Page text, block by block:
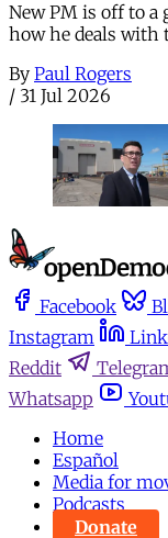
New PM is off to a
how he deals with
By Paul Rogers
/ 31 Jul 2026
Facebook
Instagram
Reddit
Whatsapp
Home
Español
Media for
Podcasts
Donate